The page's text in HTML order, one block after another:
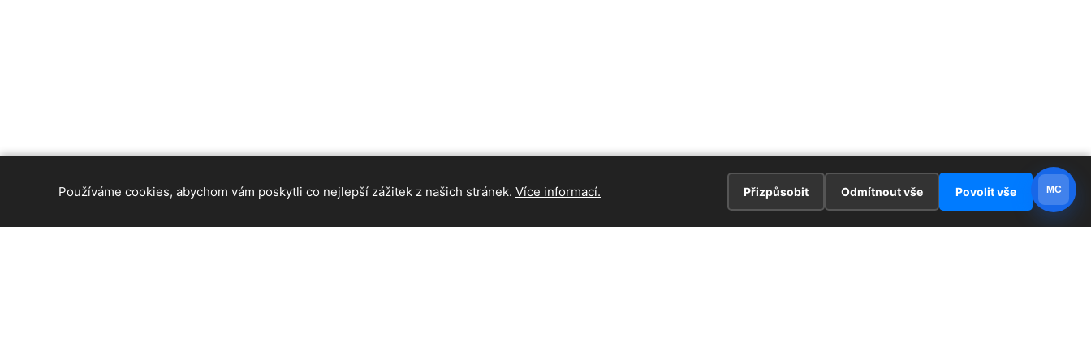
Používáme cookies, abychom vám poskytli co nejlepší zážitek z našich stránek. Více informací. Přizpůsobit Odmítnout vše Povolit vše MC